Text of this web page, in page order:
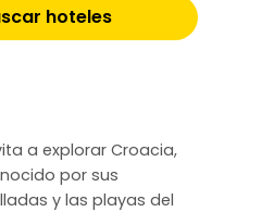
hoteles
a explorar Croacia,
por sus
y las playas del